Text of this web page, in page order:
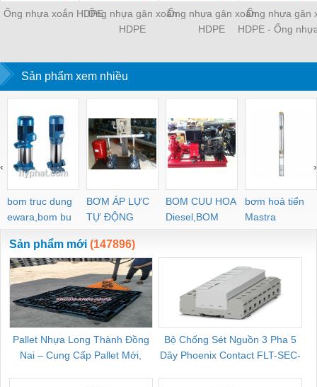
Ống nhựa xoắn HDPEỐng nhựa gân xoắn
HDPE
Ống nhựa gân xoắn
HDPE
Ống nhựa gân
HDPE - Ống
ngầm
Sản phẩm xem nhiều
bom truc dung
ewara,bom bu
ewara
BƠM ÁP LỰC
TỰ ĐỘNG
BOM CUU HOA
Diesel,BOM
CHUA CHAY
bơm hoả tiển
Mastra
‹ ›
Sản phẩm mới (147896)
Pallet Nhựa Long Thành Đồng
Nai – Cung Cấp Pallet Mới,
Bộ Chống Sét Nguồn 3 Pha 5
Dây Phoenix Contact FLT-SEC-